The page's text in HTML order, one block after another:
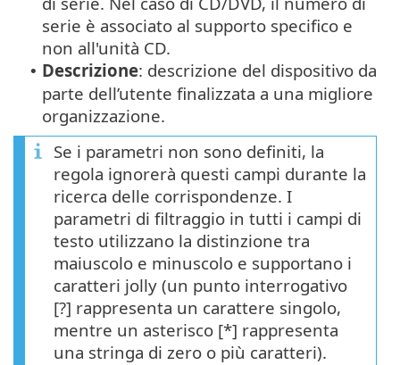
serie è associato al supporto specifico e
non all'unità CD.
• Descrizione: descrizione del dispositivo da
parte dell’utente finalizzata a una migliore
organizzazione.
Se i parametri non sono definiti, la
regola ignorerà questi campi durante la
ricerca delle corrispondenze. I
parametri di filtraggio in tutti i campi di
testo utilizzano la distinzione tra
maiuscolo e minuscolo e supportano i
caratteri jolly (un punto interrogativo
[?] rappresenta un carattere singolo,
mentre un asterisco [*] rappresenta
una stringa di zero o più caratteri).